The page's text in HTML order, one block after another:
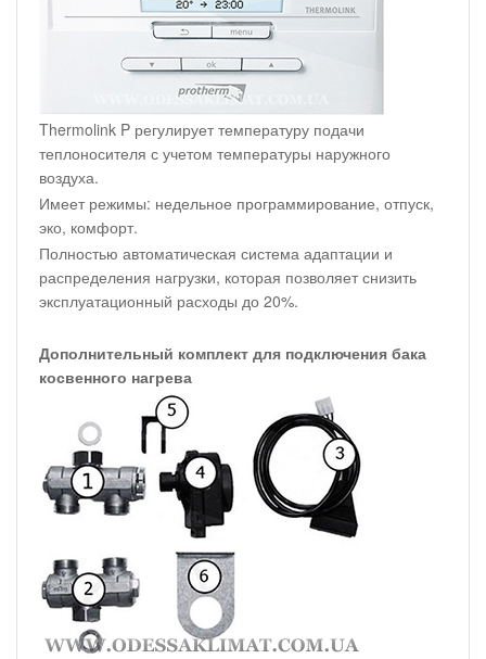
Thermolink P регулирует температуру подачи
теплоносителя с учетом температуры наружного
воздуха.
Имеет режимы: недельное программирование, отпуск,
эко, комфорт.
Полностью автоматическая система адаптации и
распределения нагрузки, которая позволяет снизить
эксплуатационный расходы до 20%.
Дополнительный комплект для подключения бака
косвенного нагрева